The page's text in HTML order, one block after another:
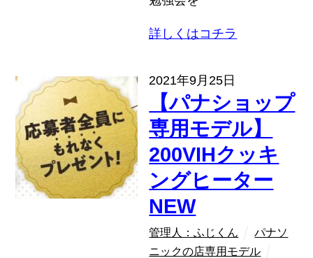
詳しくはコチラ
2021年9月25日
【パナショップ
専用モデル】
200VIHクッキ
ングヒーター
NEW
管理人：ふじくん
パナソ
ニックの店専用モデル